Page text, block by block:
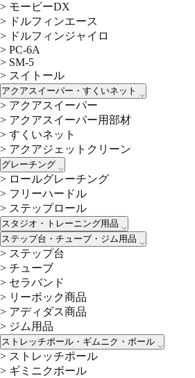
> モービーDX
> ドルフィンエース
> ドルフィンジャイロ
> PC-6A
> SM-5
> スイトール
アクアスイーパー・すくいネット
> アクアスイーパー
> アクアスイーパー用部材
> すくいネット
> アクアジェットクリーン
グレーチング
> ロールグレーチング
> フリーハードル
> ステップロール
スタジオ・トレーニング用品
ステップ台・チューブ・ジム用品
> ステップ台
> チューブ
> セラバンド
> リーボック商品
> アディダス商品
> ジム用品
ストレッチポール・ギムニク・ボール
> ストレッチポール
> ギミニクボール